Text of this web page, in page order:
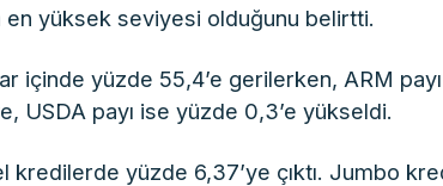
en yüksek seviyesi olduğunu belirtti.
içinde yüzde 55,4’e gerilerken, ARM
USDA payı ise yüzde 0,3’e yükseldi.
kredilerde yüzde 6,37’ye çıktı. Jumbo